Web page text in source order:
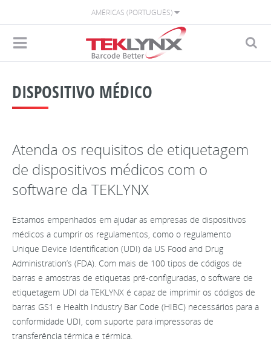
AMÉRICAS (PORTUGUÊS)
DISPOSITIVO MÉDICO
Atenda os requisitos de etiquetagem
de dispositivos médicos com o
software da TEKLYNX
Estamos empenhados em ajudar as empresas de dispositivos
médicos a cumprir os regulamentos, como o regulamento
Unique Device Identification (UDI) da US Food and Drug
Administration’s (FDA). Com mais de 100 tipos de códigos de
barras e amostras de etiquetas pré-configuradas, o software de
etiquetagem UDI da TEKLYNX é capaz de imprimir os códigos de
barras GS1 e Health Industry Bar Code (HIBC) necessários para a
conformidade UDI, com suporte para impressoras de
transferência térmica e térmica.